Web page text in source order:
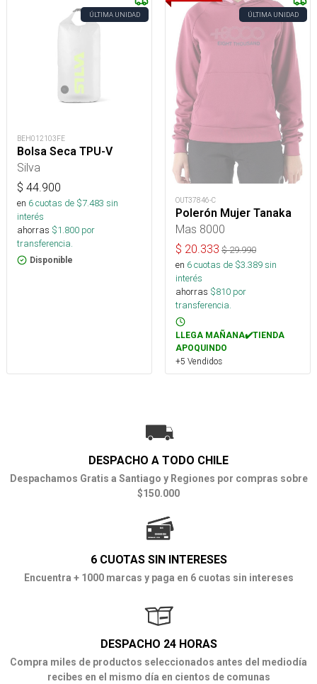
ÚLTIMA UNIDAD
BEH012103FE
Bolsa Seca TPU-V
Silva
$ 44.900
en 6cuotas de $7.483 sin
interés
ahorras $1.800 por
transferencia.
Disponible
ÚLTIMA UNIDAD
OUT37846-C
Polerón Mujer Tanaka
Mas 8000
$ 20.333 $29.990
en 6cuotas de $3.389sin
interés
ahorras $810 por
transferencia.
LLEGA MAÑANA✔️TIENDA
APOQUINDO
+5 Vendidos
DESPACHO A TODO CHILE
Despachamos Gratis a Santiago y Regiones por compras sobre
$150.000
6 CUOTAS SIN INTERESES
Encuentra + 1000 marcas y paga en 6 cuotas sin intereses
DESPACHO 24 HORAS
Compra miles de productos seleccionados antes del mediodía
recibes en el mismo día en cientos de comunas